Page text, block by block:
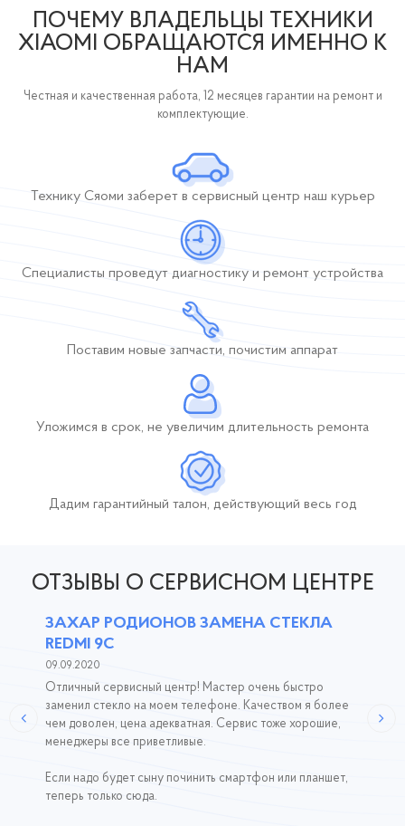
ПОЧЕМУ ВЛАДЕЛЬЦЫ ТЕХНИКИ
XIAOMI ОБРАЩАЮТСЯ ИМЕННО К
НАМ
Честная и качественная работа, 12 месяцев гарантии на ремонт и
комплектующие.
Технику Сяоми заберетв сервисный центр наш курьер
Специалисты проведут диагностику и ремонт устройства
Поставим новые запчасти, почистим аппарат
Уложимся в срок, не увеличим длительность ремонта
Дадим гарантийный талон, действующий весь год
ОТЗЫВЫ О СЕРВИСНОМ ЦЕНТРЕ
ЗАХАР РОДИОНОВ ЗАМЕНА СТЕКЛА
REDMI 9C
09.09.2020
Отличный сервисный центр! Мастер очень быстро
заменил стекло на моем телефоне. Качеством я более
чем доволен, цена адекватная. Сервис тоже хорошие,
менеджеры все приветливые.
Если надо будет сыну починить смартфон или планшет,
теперь только сюда.